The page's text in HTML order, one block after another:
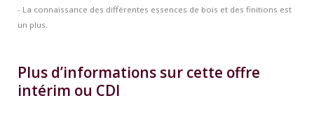
- La connaissance des différentes essences de bois et des finitions est
un plus.
Plus d’informations sur cette offre
intérim ou CDI